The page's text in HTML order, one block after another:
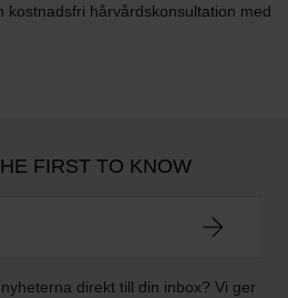
kostnadsfri hårvårdskonsultation med
FIRST TO KNOW
direkt till din inbox? Vi ger